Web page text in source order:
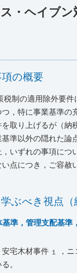
・ヘイブン
の概要
税制の適用除外要
，特に事業基準の
取り上げるが（
準以外の隠れた論
いずれの事項に
点につき，ご容赦
ぶべき視点（
準，管理支配基準
宅木材事件 １ ，
。